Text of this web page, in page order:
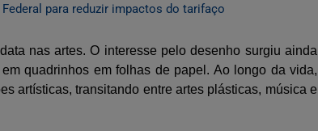
para reduzir impactos do tarifaço
nas artes. O interesse pelo desenho surgiu ainda
quadrinhos em folhas de papel. Ao longo da vida,
artísticas, transitando entre artes plásticas, música e